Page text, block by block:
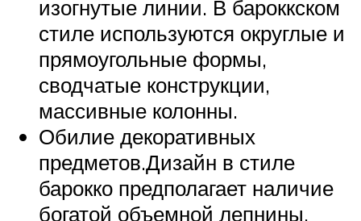
изогнутые линии. В бароккском
стиле используются округлые и
прямоугольные формы,
сводчатые конструкции,
массивные колонны.
Обилие декоративных
предметов.Дизайн в стиле
барокко предполагает наличие
богатой объемной лепнины,